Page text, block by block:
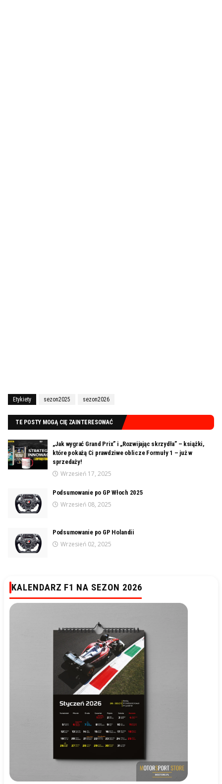
Etykiety sezon2025 sezon2026
TE POSTY MOGĄ CIĘ ZAINTERESOWAĆ
„Jak wygrać Grand Prix” i „Rozwijając skrzydła” – książki,
które pokażą Ci prawdziwe oblicze Formuły 1 – już w
sprzedaży!
Wrzesień 17, 2025
Podsumowanie po GP Włoch 2025
Wrzesień 08, 2025
Podsumowanie po GP Holandii
Wrzesień 02, 2025
KALENDARZ F1 NA SEZON 2026